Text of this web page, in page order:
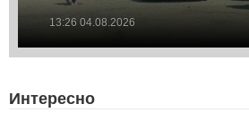
13:26 04.08.2026
Интересно